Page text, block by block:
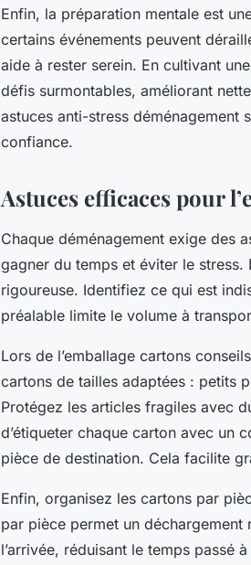
Enfin, la préparation mentale est
certains événements peuvent
aide à rester serein. En cultivant
défis surmontables, améliorant
astuces anti-stress déménagement
confiance.
Astuces efficaces pour
Chaque déménagement exige des
gagner du temps et éviter le
rigoureuse. Identifiez ce qui est
préalable limite le volume à
Lors de l’emballage cartons
cartons de tailles adaptées : petits
Protégez les articles fragiles avec
d’étiqueter chaque carton avec un
pièce de destination. Cela facilite
Enfin, organisez les cartons par
par pièce permet un
l’arrivée, réduisant le temps passé